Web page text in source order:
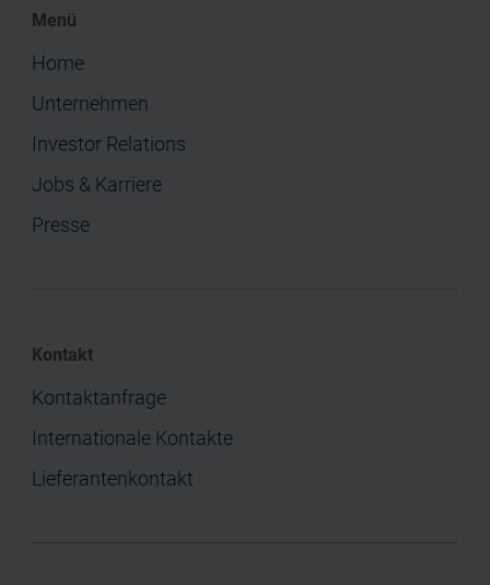
Menü
Home
Unternehmen
Investor Relations
Jobs & Karriere
Presse
Kontakt
Kontaktanfrage
Internationale Kontakte
Lieferantenkontakt